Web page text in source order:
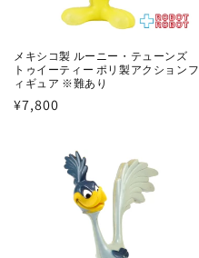
メキシコ製 ルーニー・テューンズ
トゥイーティー ポリ製アクションフ
ィギュア ※難あり
通
¥7,800